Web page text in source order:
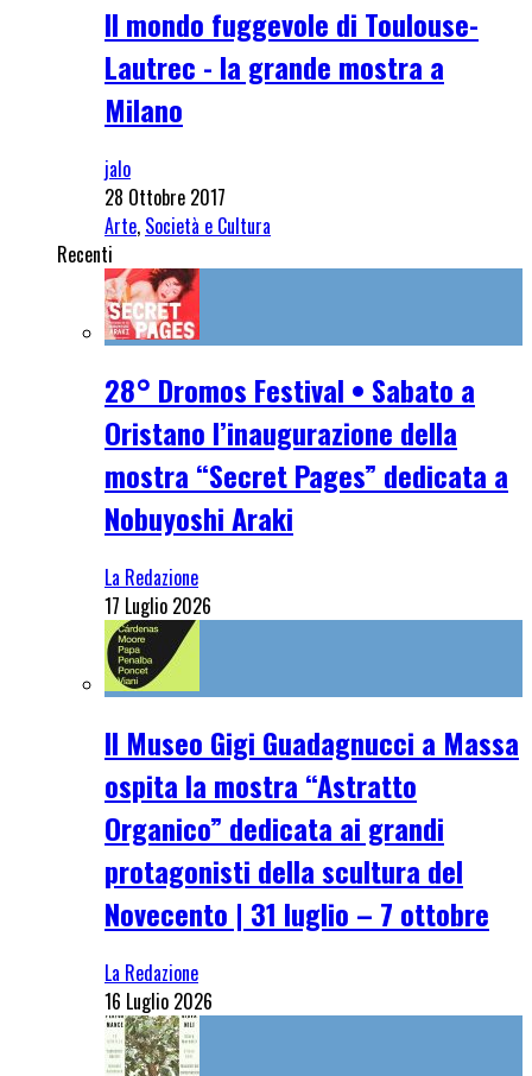
Il mondo fuggevole di Toulouse-
Lautrec - la grande mostra a
Milano
jalo
28 Ottobre 2017
Arte, Società e Cultura
Recenti
28° Dromos Festival • Sabato a
Oristano l’inaugurazione della
mostra “Secret Pages” dedicata a
Nobuyoshi Araki
La Redazione
17 Luglio 2026
Il Museo Gigi Guadagnucci a Massa
ospita la mostra “Astratto
Organico” dedicata ai grandi
protagonisti della scultura del
Novecento | 31 luglio – 7 ottobre
La Redazione
16 Luglio 2026